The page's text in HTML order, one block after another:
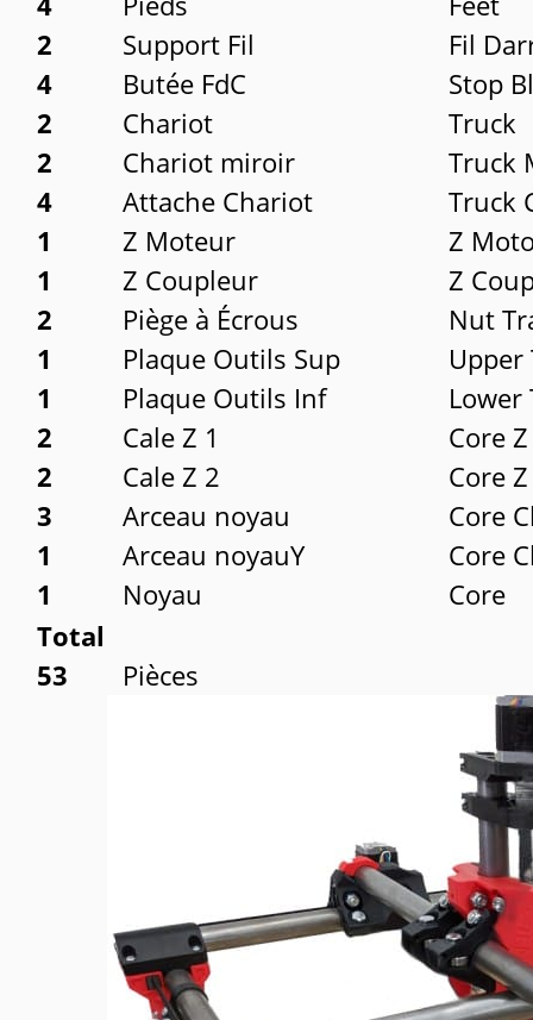
2
Support Fil
Fil
4
Butée FdC
Stop
2
Chariot
Truck
2
Chariot miroir
Truck
4
Attache Chariot
Truck
1
Z Moteur
Z
1
Z Coupleur
Z
2
Piège à Écrous
Nut
1
Plaque Outils Sup
Upper
1
Plaque Outils Inf
Lower
2
Cale Z 1
Core
2
Cale Z 2
Core
3
Arceau noyau
Core
1
Arceau noyauY
Core
1
Noyau
Core
Total
53
Pièces